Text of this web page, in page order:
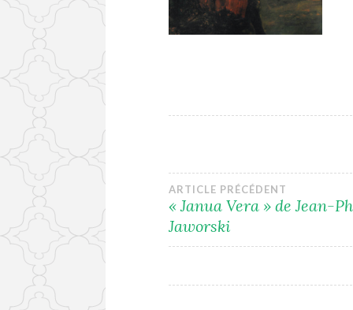
Navigation
de
ARTICLE PRÉCÉDENT
« Janua Vera » de Jean-
Jaworski